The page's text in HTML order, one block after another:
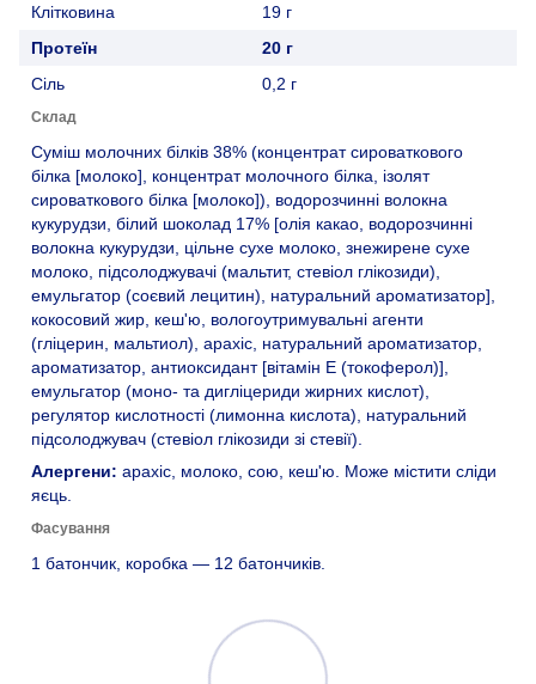
Клітковина
19 г
Протеїн
20 г
Сіль
0,2 г
Склад
Суміш молочних білків 38% (концентрат сироваткового
білка [молоко], концентрат молочного білка, ізолят
сироваткового білка [молоко]), водорозчинні волокна
кукурудзи, білий шоколад 17% [олія какао, водорозчинні
волокна кукурудзи, цільне сухе молоко, знежирене сухе
молоко, підсолоджувачі (мальтит, стевіол глікозиди),
емульгатор (соєвий лецитин), натуральний ароматизатор],
кокосовий жир, кеш'ю, вологоутримувальні агенти
(гліцерин, мальтиол), арахіс, натуральний ароматизатор,
ароматизатор, антиоксидант [вітамін E (токоферол)],
емульгатор (моно- та дигліцериди жирних кислот),
регулятор кислотності (лимонна кислота), натуральний
підсолоджувач (стевіол глікозиди зі стевії).
Алергени: арахіс, молоко, сою, кеш'ю. Може містити сліди
яєць.
Фасування
1 батончик, коробка — 12 батончиків.